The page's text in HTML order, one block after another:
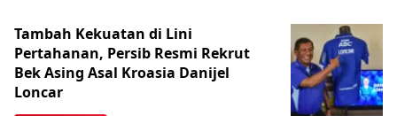
Tambah Kekuatan di Lini
Pertahanan, Persib Resmi Rekrut
Bek Asing Asal Kroasia Danijel
Loncar